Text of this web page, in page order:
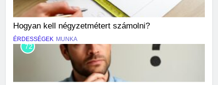
Hogyan kell négyzetmétert számolni?
ÉRDESSÉGEK MUNKA
72